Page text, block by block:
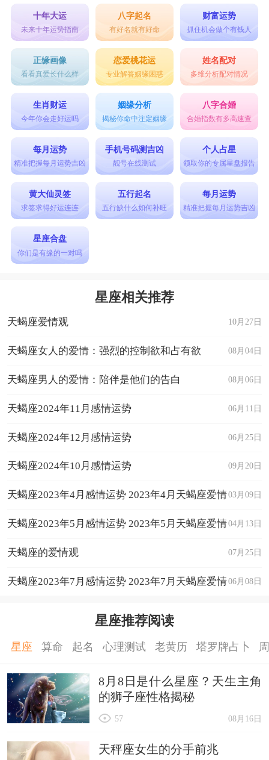
十年大运
未来十年运势指南
八字起名
有好名就有好命
财富运势
抓住机会做个有钱人
正缘画像
看看真爱长什么样
恋爱桃花运
专业解答姻缘困惑
姓名配对
多维分析配对情况
生肖财运
今年你会走好运吗
姻缘分析
揭秘你命中注定姻缘
八字合婚
合婚指数有多高速查
每月运势
精准把握每月运势吉凶
手机号码测吉凶
靓号在线测试
个人占星
领取你的专属星盘报告
黄大仙灵签
求签求得好运连连
五行起名
五行缺什么如何补旺
每月运势
精准把握每月运势吉凶
星座合盘
你们是有缘的一对吗
星座相关推荐
10月27日
天蝎座爱情观
08月04日
天蝎座女人的爱情：强烈的控制欲和占有欲
08月06日
天蝎座男人的爱情：陪伴是他们的告白
06月11日
天蝎座2024年11月感情运势
06月25日
天蝎座2024年12月感情运势
09月20日
天蝎座2024年10月感情运势
03月09日
天蝎座2023年4月感情运势 2023年4月天蝎座爱情
运程详解 04月13日
天蝎座2023年5月感情运势 2023年5月天蝎座爱情
运程详解 07月25日
天蝎座的爱情观
06月08日
天蝎座2023年7月感情运势 2023年7月天蝎座爱情
星座推荐阅读
星座 算命 起名 心理测试 老黄历 塔罗牌占卜
8月8日是什么星座？天生主角
的狮子座性格揭秘
08月16日
57
天秤座女生的分手前兆